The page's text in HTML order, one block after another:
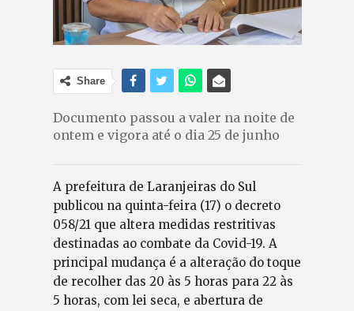
Share
Documento passou a valer na noite de
ontem e vigora até o dia 25 de junho
A prefeitura de Laranjeiras do Sul
publicou na quinta-feira (17) o decreto
058/21 que altera medidas restritivas
destinadas ao combate da Covid-19. A
principal mudança é a alteração do toque
de recolher das 20 às 5 horas para 22 às
5 horas, com lei seca, e abertura de